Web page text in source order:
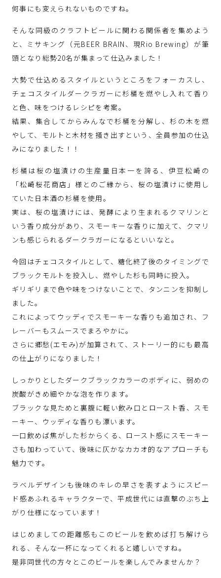
何事にも変えられないものですね。
そんな同級のクラフトビールに関わる関係者を集めよう
と、ミサキング（元BEER BRAIN、現Rio Brewing）が筆
頭となり総勢20名が集まって仕込みました！
大勢で仕込めるスタイルというところをフォーカスし、
チェコスタイルダークラガーに杉桶を燃やし入れて香り
と色、味をつけるレシピを考案。
結果、集合してからみんなで杉桶を分解し、杉の木を燃
やして、モルトと木材を掻き出すという、全員参加の仕込
みになりました！！
杉桶は桜の塩漬けの生産量日本一を誇る、伊豆松崎の
「松崎桜花商店」様とのご縁から、桜の塩漬けに使用し
ていた日本酒の杉桶を使用。
実は、桜の塩漬けには、発酵により生まれるクマリンと
いう香り成分があり、スモーキーな香りに加えて、クマリ
ンも感じられるダークラガーになるといいなと。
今回はチェコスタイルとして、糖化終了後のタイミングで
ブラックモルトを投入し、燃やした杉も同時に投入。
ギリギリまで色や味をつけないことで、タンニンを抑制し
ました。
これによってウッディでスモーキーな香りも追加され、フ
レーバーもスムースでまろやかに。
さらに郷愁(エモみ)が加算されて、ストーリー的にも最高
の仕上がりになりました！
しっかりとしたダークブラックカラーのボディに、弱めの
炭酸がきめ細やかな泡を作ります。
ブラックな見ためと裏腹に軽い飲み口とロースト香、スモ
ーキー、ウッディな香りも漂います。
一口飲めば焦がした杉からくる、ロースト感にスモーキー
さも加わっていて、後味に仄かなカカオ的なアプローチも
魅力です。
ラベルデザインも後味のキレの早さを表すようにスピー
ド感あふれるキャラクターで、平成世代には直撃のぶち上
がり仕様になっています！
はじめましての距離感もこのビールを飲めば打ち解けら
れる、そんな一杯になってくれると嬉しいですね。
是非同世代の方々とこのビールを楽しんでみませんか？